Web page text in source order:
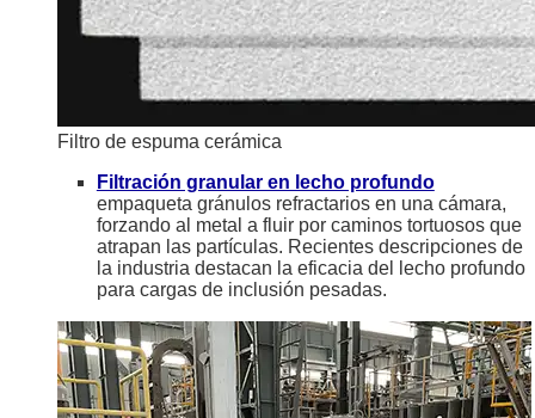
Filtro de espuma cerámica
Filtración granular en lecho profundo
empaqueta gránulos refractarios en una cámara,
forzando al metal a fluir por caminos tortuosos que
atrapan las partículas. Recientes descripciones de
la industria destacan la eficacia del lecho profundo
para cargas de inclusión pesadas.